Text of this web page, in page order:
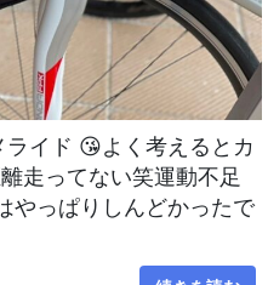
イド 😘よく考えるとカ
走ってない笑運動不足
やっぱりしんどかったで